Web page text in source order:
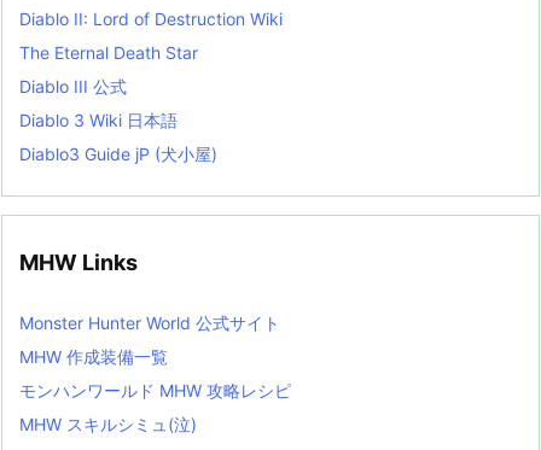
Diablo II: Lord of Destruction Wiki
The Eternal Death Star
Diablo III 公式
Diablo 3 Wiki 日本語
Diablo3 Guide jP (犬小屋)
MHW Links
Monster Hunter World 公式サイト
MHW 作成装備一覧
モンハンワールド MHW 攻略レシピ
MHW スキルシミュ(泣)